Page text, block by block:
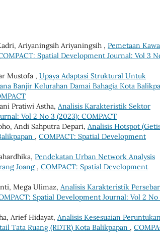
Ariyaningsih Ariyaningsih , Pemetaan
Spatial Development Journal: Vol 3
Mustofa , Upaya Adaptasi Struktural Untuk
Banjir Kelurahan Damai Bahagia Kota
Pratiwi Astha, Analisis Karakteristik Sektor
Vol 2 No 3 (2023): COMPACT
Andi Sahputra Depari, Analisis Hotspot
, COMPACT: Spatial Development
Pendekatan Urban Network Analysis
Joang , COMPACT: Spatial Development
Mega Ulimaz, Analisis Karakteristik
Spatial Development Journal: Vol 2 No
Arief Hidayat, Analisis Kesesuaian Peruntukan
Tata Ruang (RDTR) Kota Balikpapan ,